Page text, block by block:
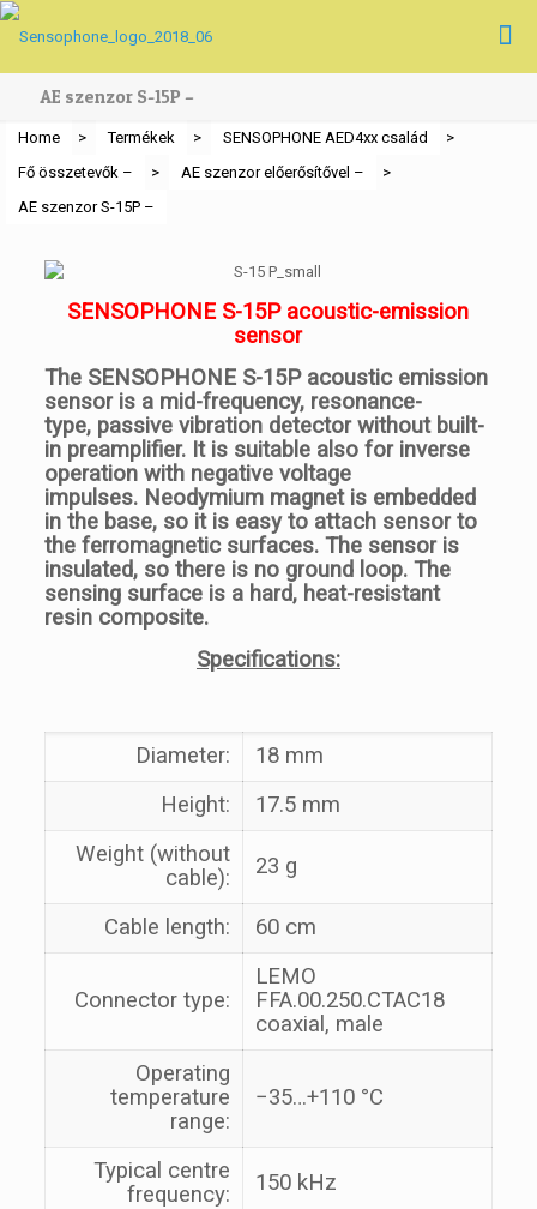
AE szenzor S-15P –
Home > Termékek > SENSOPHONE AED4xx család
>
Fő összetevők –
> AE szenzor előerősítővel –
>
AE szenzor S-15P –
SENSOPHONE S-15P acoustic-emission
sensor
The SENSOPHONE S-15P acoustic emission
sensor is a mid-frequency, resonance-
type, passive vibration detector without built-
in preamplifier. It is suitable also for inverse
operation with negative voltage
impulses. Neodymium magnet is embedded
in the base, so it is easy to attach sensor to
the ferromagnetic surfaces. The sensor is
insulated, so there is no ground loop. The
sensing surface is a hard, heat-resistant
resin composite.
Specifications:
Diameter:
18 mm
Height:
17.5 mm
Weight (without
cable):
23 g
Cable length: 60 cm
Connector type:
LEMO
FFA.00.250.CTAC18
coaxial, male
Operating
temperature
range:
−35…+110 °C
Typical centre
frequency:
150 kHz